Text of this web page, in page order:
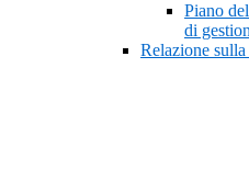
Piano
di
Relazione